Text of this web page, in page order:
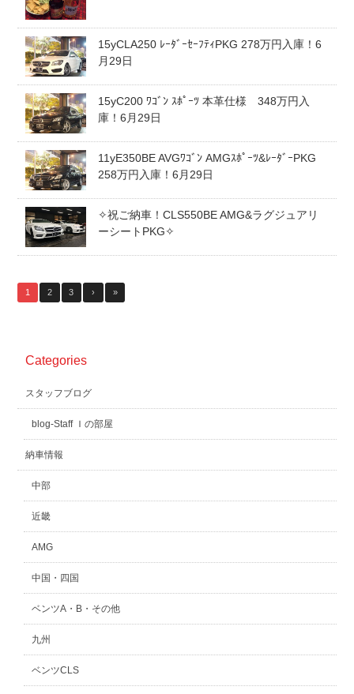
15yCLA250 ﾚｰﾀﾞｰｾｰﾌﾃｨPKG 278万円入庫！6
月29日
15yC200 ﾜｺﾞﾝ ｽﾎﾟｰﾂ 本革仕様 348万円入
庫！6月29日
11yE350BE AVGﾜｺﾞﾝ AMGｽﾎﾟｰﾂ&ﾚｰﾀﾞｰPKG
258万円入庫！6月29日
✧祝ご納車！CLS550BE AMG&ラグジュアリ
ーシートPKG✧
1 2 3 › »
Categories
スタッフブログ
blog-Staff Ｉの部屋
納車情報
中部
近畿
AMG
中国・四国
ベンツA・B・その他
九州
ベンツCLS